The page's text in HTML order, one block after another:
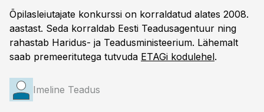
Õpilasleiutajate konkurssi on korraldatud alates 2008.
aastast. Seda korraldab Eesti Teadusagentuur ning
rahastab Haridus- ja Teadusministeerium. Lähemalt
saab premeeritutega tutvuda ETAGi kodulehel.
Imeline Teadus